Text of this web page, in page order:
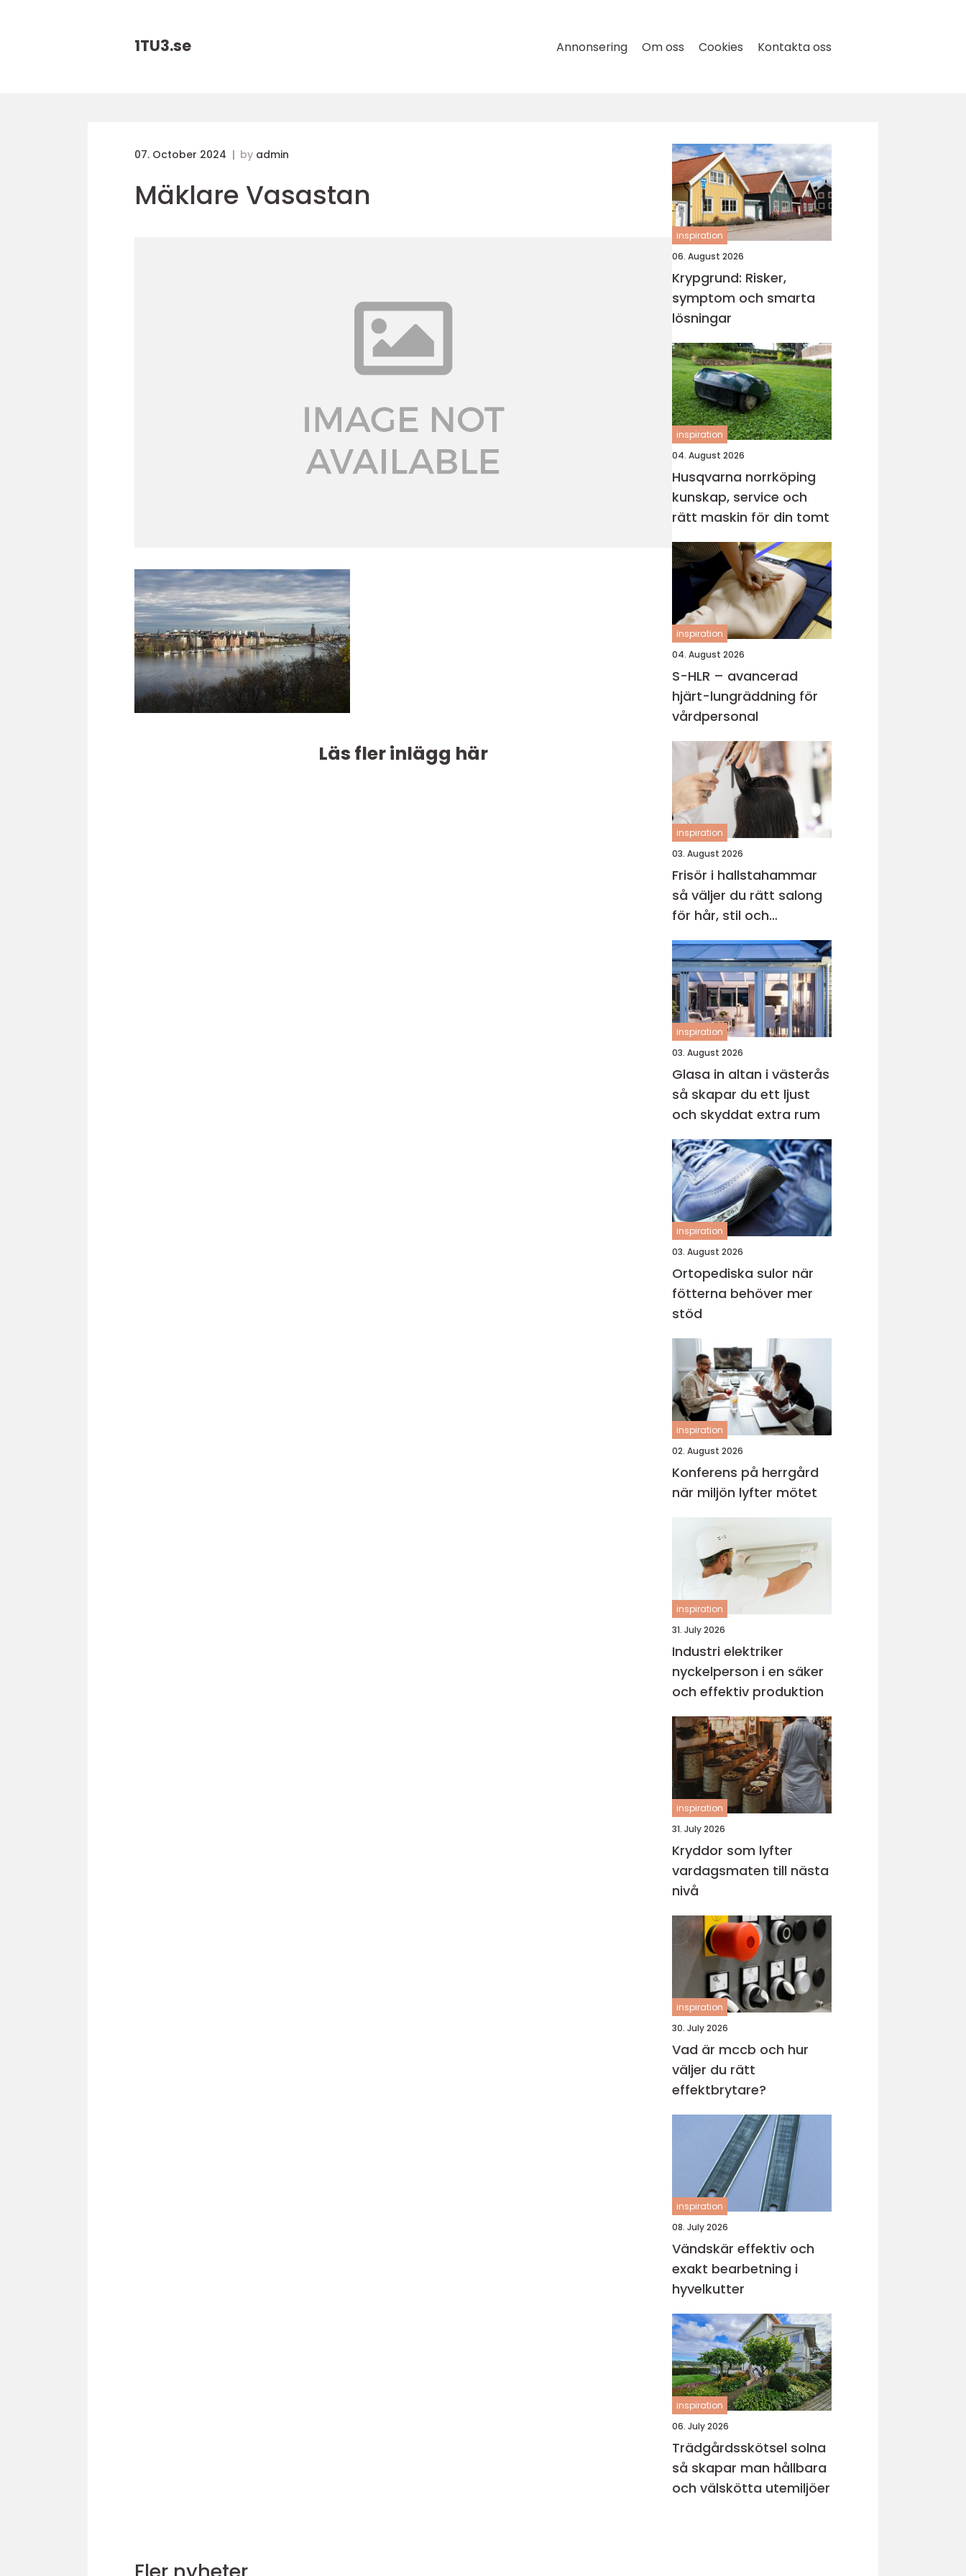
1TU3.se Annonsering Om oss Cookies Kontakta oss
07. October 2024 by admin
Mäklare Vasastan
Läs fler inlägg här
inspiration
06. August 2026
Krypgrund: Risker,
symptom och smarta
lösningar
inspiration
04. August 2026
Husqvarna norrköping
kunskap, service och
rätt maskin för din tomt
inspiration
04. August 2026
S-HLR – avancerad
hjärt-lungräddning för
vårdpersonal
inspiration
03. August 2026
Frisör i hallstahammar
så väljer du rätt salong
för hår, stil och
välmående
inspiration
03. August 2026
Glasa in altan i västerås
så skapar du ett ljust
och skyddat extra rum
inspiration
03. August 2026
Ortopediska sulor när
fötterna behöver mer
stöd
inspiration
02. August 2026
Konferens på herrgård
när miljön lyfter mötet
inspiration
31. July 2026
Industri elektriker
nyckelperson i en säker
och effektiv produktion
inspiration
31. July 2026
Kryddor som lyfter
vardagsmaten till nästa
nivå
inspiration
30. July 2026
Vad är mccb och hur
väljer du rätt
effektbrytare?
inspiration
08. July 2026
Vändskär effektiv och
exakt bearbetning i
hyvelkutter
inspiration
06. July 2026
Trädgårdsskötsel solna
så skapar man hållbara
och välskötta utemiljöer